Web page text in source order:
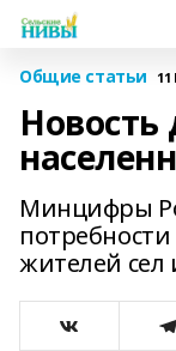
Общие статьи 11
Минцифры
жителей сел